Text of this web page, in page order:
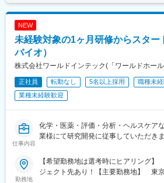
NEW
未経験対象の1ヶ月研修からスター
バイオ）
株式会社ワールドインテック(「ワールドホー
正社員 転勤なし 5名以上採用
職種未
業種未経験歓迎
仕事内容
化学・医薬・評価・分析・ヘルスケア
業様にて研究開発に従事していただきま
勤務地
【希望勤務地は選考時にヒアリング
ジェクト先あり！【主要勤務地】 東